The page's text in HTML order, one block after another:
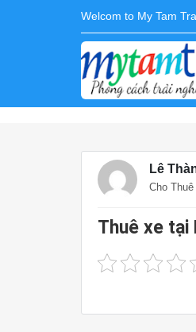
Welcom to My Tam
Lê
Cho
Thuê xe tại